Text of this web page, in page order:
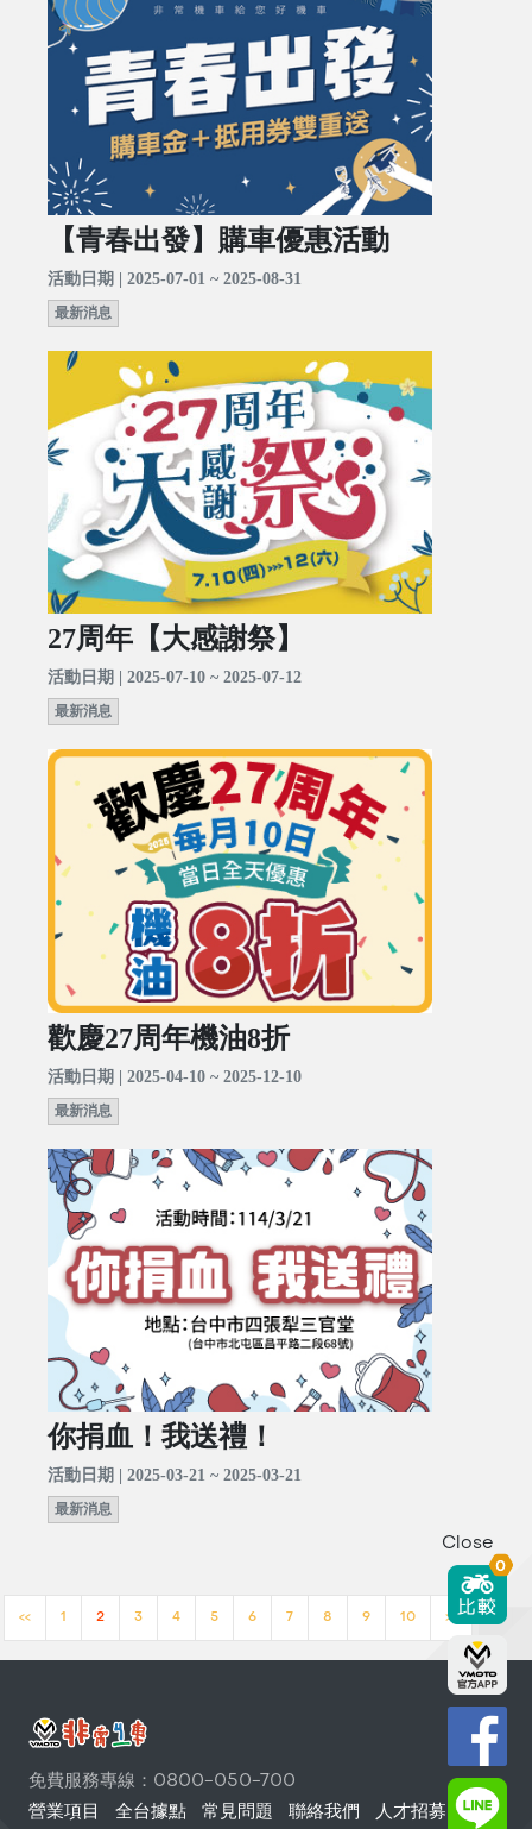
【青春出發】購車優惠活動
活動日期 | 2025-07-01 ~ 2025-08-31
最新消息
27周年【大感謝祭】
活動日期 | 2025-07-10 ~ 2025-07-12
最新消息
歡慶27周年機油8折
活動日期 | 2025-04-10 ~ 2025-12-10
最新消息
你捐血！我送禮！
活動日期 | 2025-03-21 ~ 2025-03-21
最新消息
<< 1 2 3 4 5 6 7 8 9 10 >>
免費服務專線：0800-050-700
營業項目
全台據點 常見問題 聯絡我們 人才招募
Close
0